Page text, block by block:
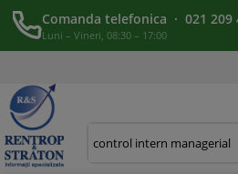
Comanda telefonica · 021 209
Luni – Vineri, 08:30 – 17:00